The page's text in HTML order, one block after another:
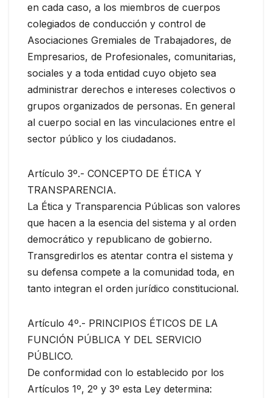
en cada caso, a los miembros de cuerpos
colegiados de conducción y control de
Asociaciones Gremiales de Trabajadores, de
Empresarios, de Profesionales, comunitarias,
sociales y a toda entidad cuyo objeto sea
administrar derechos e intereses colectivos o
grupos organizados de personas. En general
al cuerpo social en las vinculaciones entre el
sector público y los ciudadanos.
Artículo 3º.- CONCEPTO DE ÉTICA Y
TRANSPARENCIA.
La Ética y Transparencia Públicas son valores
que hacen a la esencia del sistema y al orden
democrático y republicano de gobierno.
Transgredirlos es atentar contra el sistema y
su defensa compete a la comunidad toda, en
tanto integran el orden jurídico constitucional.
Artículo 4º.- PRINCIPIOS ÉTICOS DE LA
FUNCIÓN PÚBLICA Y DEL SERVICIO
PÚBLICO.
De conformidad con lo establecido por los
Artículos 1º, 2º y 3º esta Ley determina: